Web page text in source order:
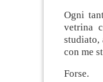
Ogni
vetrina
studiato,
con me
Forse.